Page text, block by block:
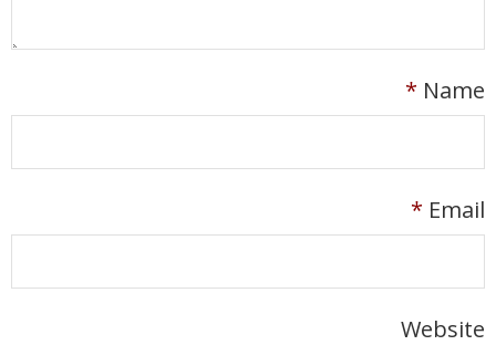
Name
*
Email
*
Website